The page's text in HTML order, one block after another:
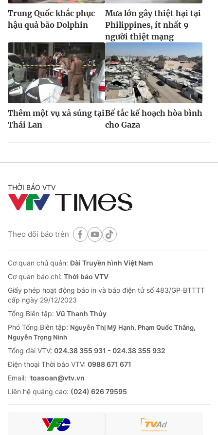
Trung Quốc khắc phục
hậu quả bão Dolphin
Mưa lớn gây thiệt hại tại
Philippines, ít nhất 9
người thiệt mạng
Thêm một vụ xả súng tại
Thái Lan
Bế tắc kế hoạch hòa bình
cho Gaza
THỜI BÁO VTV
Theo dõi báo trên
Cơ quan chủ quản:Đài Truyền hình Việt Nam
Cơ quan báo chí: Thời báo VTV
Giấy phép hoạt động báo in và báo điện tử số 483/GP-BTTTT
cấp ngày 29/12/2023
Tổng Biên tập: Vũ Thanh Thủy
Phó Tổng Biên tập: Nguyễn Thị Mỹ Hạnh, Phạm Quốc Thắng,
Nguyễn Trọng Ninh
Tổng đài VTV: 024.38 355 931 - 024.38 355 932
Ðiện thoại Thời báo VTV: 0988 671 671
Email: toasoan@vtv.vn
Liên hệ quảng cáo: (024) 626 79595